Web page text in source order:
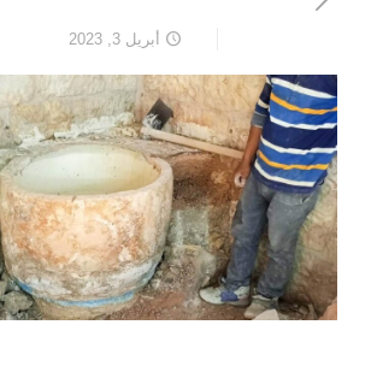
أبريل 3, 2023